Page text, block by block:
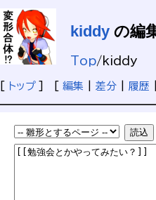
kiddy の編
Top/kiddy
トップ] [ 編集 差分 履歴